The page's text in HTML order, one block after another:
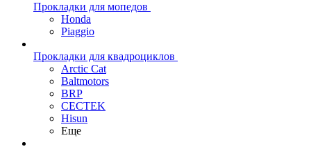
Прокладки для мопедов
Honda
Piaggio
Прокладки для квадроциклов
Arctic Cat
Baltmotors
BRP
CECTEK
Hisun
Еще